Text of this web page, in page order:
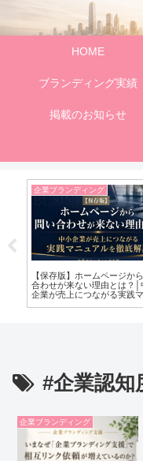
HOME
ブランディング実績
掲載のお知らせ
企業ブランディング
【保存版】ホームページか
合わせが来ない理由とは？│
企業が売上につながる実践
#企業認知
企業ブランディング